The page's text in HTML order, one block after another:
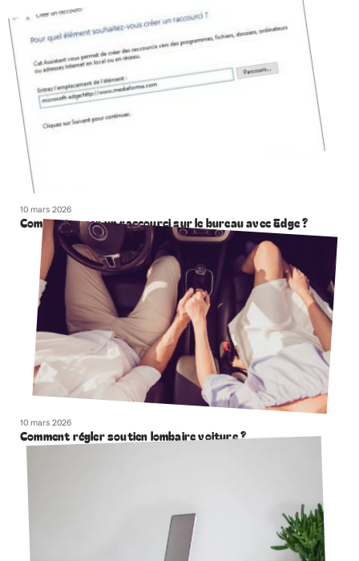
10 mars 2026
Comment creer un raccourci sur le bureau avec Edge ?
10 mars 2026
Comment régler soutien lombaire voiture ?